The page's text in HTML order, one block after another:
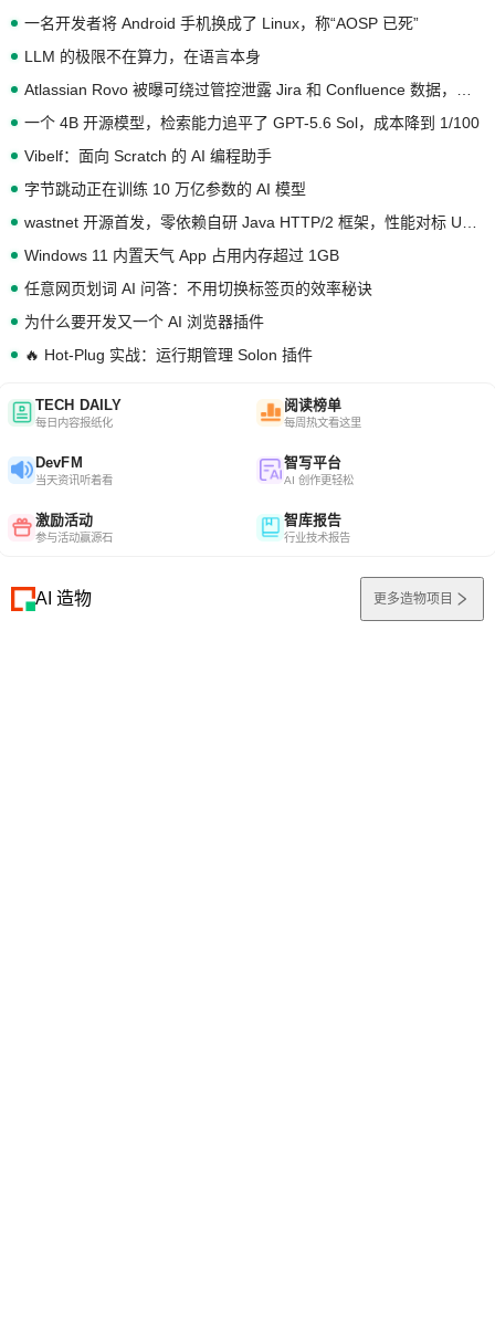
一名开发者将 Android 手机换成了 Linux，称“AOSP 已死”
LLM 的极限不在算力，在语言本身
一个 4B 开源模型，检索能力追平了 GPT-5.6 Sol，成本降到 1/100
Vibelf：面向 Scratch 的 AI 编程助手
字节跳动正在训练 10 万亿参数的 AI 模型
Windows 11 内置天气 App 占用内存超过 1GB
任意网页划词 AI 问答：不用切换标签页的效率秘诀
为什么要开发又一个 AI 浏览器插件
🔥 Hot-Plug 实战：运行期管理 Solon 插件
TECH DAILY
每日内容报纸化
阅读榜单
每周热文看这里
DevFM
当天资讯听着看
智写平台
AI 创作更轻松
激励活动
参与活动赢源石
智库报告
行业技术报告
AI 造物 更多造物项目